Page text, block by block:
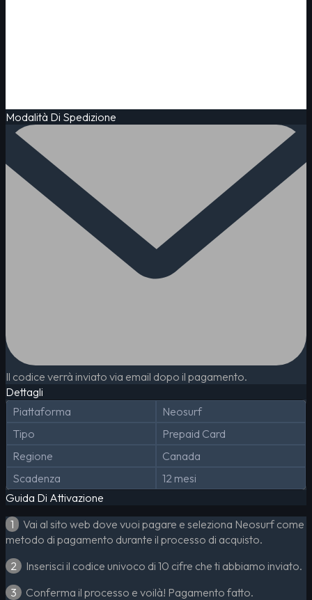
Modalità Di Spedizione
Il codice verrà inviato via email dopo il pagamento.
Dettagli
Piattaforma
Neosurf
Tipo
Prepaid Card
Regione
Canada
Scadenza
12 mesi
Guida Di Attivazione
1
Vai al sito web dove vuoi pagare e seleziona Neosurf come
metodo di pagamento durante il processo di acquisto.
2
Inserisci il codice univoco di 10 cifre che ti abbiamo inviato.
3
Conferma il processo e voilà! Pagamento fatto.